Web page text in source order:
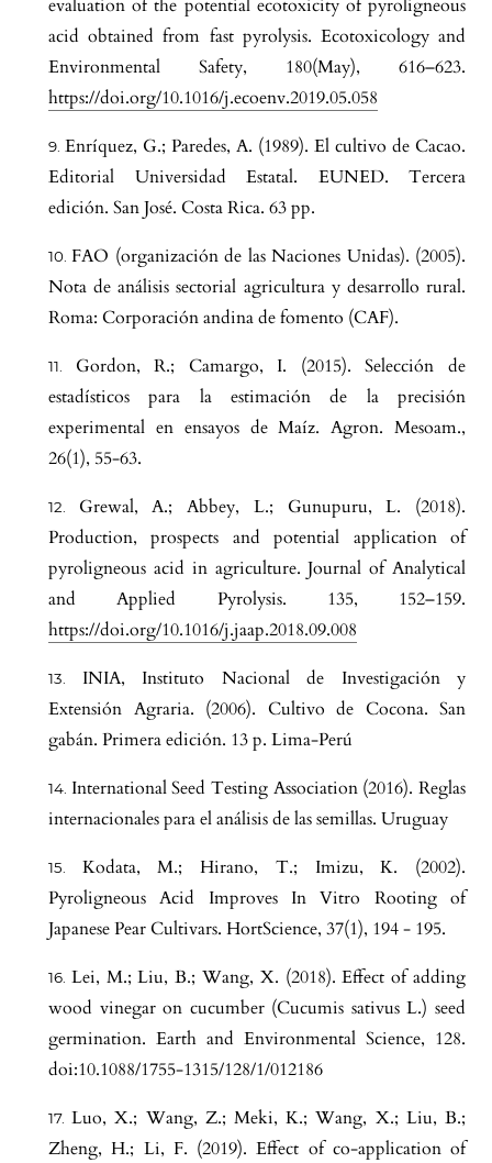
evaluation of the potential ecotoxicity of pyroligneous
acid obtained from fast pyrolysis. Ecotoxicology and
Environmental Safety, 180(May), 616–623.
https://doi.org/10.1016/j.ecoenv.2019.05.058
Enríquez, G.; Paredes, A. (1989). El cultivo de Cacao.
Editorial Universidad Estatal. EUNED. Tercera
edición. San José. Costa Rica. 63 pp.
FAO (organización de las Naciones Unidas). (2005).
Nota de análisis sectorial agricultura y desarrollo rural.
Roma: Corporación andina de fomento (CAF).
Gordon, R.; Camargo, I. (2015). Selección de
estadísticos para la estimación de la precisión
experimental en ensayos de Maíz. Agron. Mesoam.,
26(1), 55-63.
Grewal, A.; Abbey, L.; Gunupuru, L. (2018).
Production, prospects and potential application of
pyroligneous acid in agriculture. Journal of Analytical
and Applied Pyrolysis. 135, 152–159.
https://doi.org/10.1016/j.jaap.2018.09.008
INIA, Instituto Nacional de Investigación y
Extensión Agraria. (2006). Cultivo de Cocona. San
gabán. Primera edición. 13 p. Lima-Perú
International Seed Testing Association (2016). Reglas
internacionales para el análisis de las semillas. Uruguay
Kodata, M.; Hirano, T.; Imizu, K. (2002).
Pyroligneous Acid Improves In Vitro Rooting of
Japanese Pear Cultivars. HortScience, 37(1), 194 - 195.
Lei, M.; Liu, B.; Wang, X. (2018). Effect of adding
wood vinegar on cucumber (Cucumis sativus L.) seed
germination. Earth and Environmental Science, 128.
doi:10.1088/1755-1315/128/1/012186
Luo, X.; Wang, Z.; Meki, K.; Wang, X.; Liu, B.;
Zheng, H.; Li, F. (2019). Effect of co-application of